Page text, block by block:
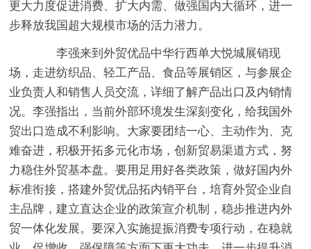
更大力度促进消费、扩大内需、做强国内大循环，进一
步释放我国超大规模市场的活力潜力。
李强来到外贸优品中华行西单大悦城展销现
场，走进纺织品、轻工产品、食品等展销区，与参展企
业负责人和销售人员交流，详细了解产品出口及内销情
况。李强指出，当前外部环境发生深刻变化，给我国外
贸出口造成不利影响。大家要团结一心、主动作为、克
难奋进，积极开拓多元化市场，创新贸易渠道方式，努
力稳住外贸基本盘。要用足用好各类政策，做好国内外
标准衔接，搭建外贸优品拓内销平台，培育外贸企业自
主品牌，建立直达企业的政策宣介机制，稳步推进内外
贸一体化发展。要深入实施提振消费专项行动，在稳就